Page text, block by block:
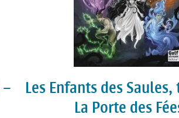
Les Enfants des
La Porte des